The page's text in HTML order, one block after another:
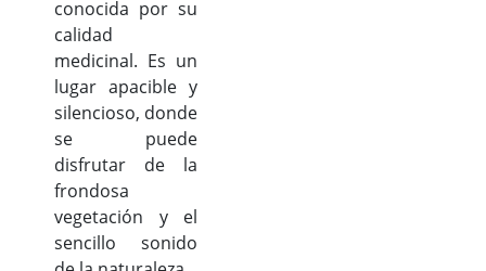
conocida por su
calidad
medicinal. Es un
lugar apacible y
silencioso, donde
se puede
disfrutar de la
frondosa
vegetación y el
sencillo sonido